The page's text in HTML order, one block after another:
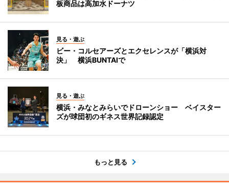
板商品は高加水ドーナツ
見る・遊ぶ
ビー・コルセアーズとエクセレンスが「横浜対
決」 横浜BUNTAIで
見る・遊ぶ
横浜・みなとみらいでドローンショー ベイスター
ズが球団初のギネス世界記録認定
もっと見る